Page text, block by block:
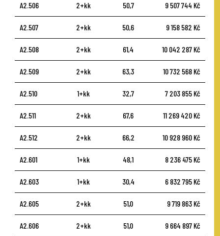
A2.506 2+kk 50,7 9 507 744 Kč
A2.507 2+kk 50,6 9 158 582 Kč
A2.508 2+kk 61,4 10 042 287 Kč
A2.509 2+kk 63,3 10 732 568 Kč
A2.510 1+kk 32,7 7 203 855 Kč
A2.511 2+kk 67,6 11 269 420 Kč
A2.512 2+kk 66,2 10 928 960 Kč
A2.601 1+kk 48,1 8 236 475 Kč
A2.603 1+kk 30,4 6 832 795 Kč
A2.605 2+kk 51,0 9 719 863 Kč
A2.606 2+kk 51,0 9 664 897 Kč